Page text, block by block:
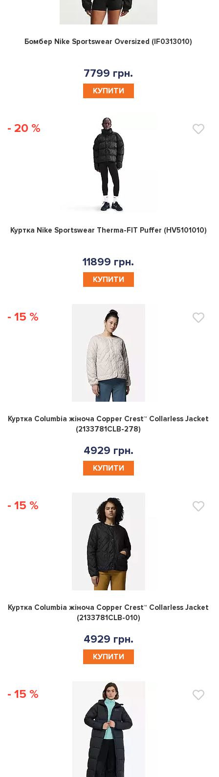
0
Бомбер Nike Sportswear Oversized (IF0313010)
7799 грн.
КУПИТИ
- 20 %
0
Куртка Nike Sportswear Therma-FIT Puffer (HV5101010)
11899 грн.
КУПИТИ
- 15 %
0
Куртка Columbia жiноча Copper Crest™ Collarless Jacket
(2133781CLB-278)
4929 грн.
КУПИТИ
- 15 %
0
Куртка Columbia жiноча Copper Crest™ Collarless Jacket
(2133781CLB-010)
4929 грн.
КУПИТИ
- 15 %